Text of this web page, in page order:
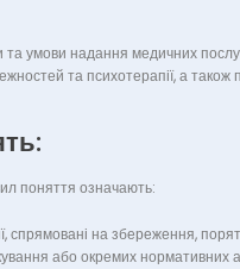
умови надання медичних
та психотерапії, а
поняття означають:
спрямовані на збереження,
або окремих